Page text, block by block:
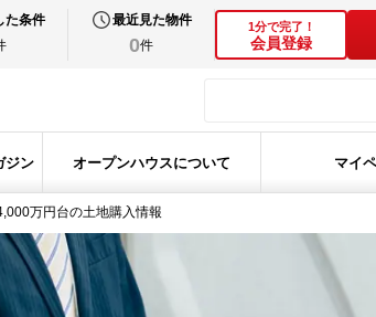
た条件 最近見た物件
0件
1分で完了！
会員登録
ジン オープンハウスについて マイ
万円台の土地購入情報